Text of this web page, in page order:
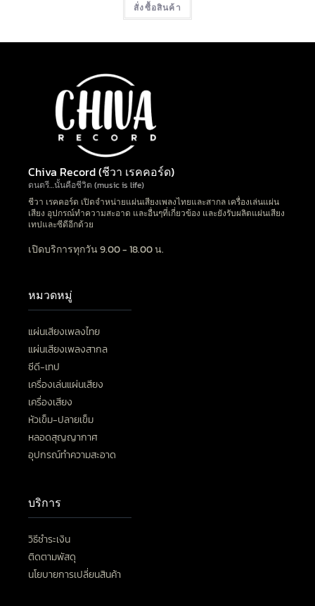
สั่งซื้อสินค้า
Chiva Record (ชีวา เรคคอร์ด)
ดนตรี…นั้นคือชีวิต (music is life)
ชีวา เรคคอร์ด เปิดจำหน่ายแผ่นเสียงเพลงไทยและสากล เครื่องเล่นแผ่น
เสียง อุปกรณ์ทำความสะอาด และอื่นๆที่เกี่ยวข้อง และยังรับผลิตแผ่นเสียง
เทปและซีดีอีกด้วย
เปิดบริการทุกวัน 9.00 - 18.00 น.
หมวดหมู่
แผ่นเสียงเพลงไทย
แผ่นเสียงเพลงสากล
ซีดี-เทป
เครื่องเล่นแผ่นเสียง
เครื่องเสียง
หัวเข็ม-ปลายเข็ม
หลอดสุญญากาศ
อุปกรณ์ทำความสะอาด
บริการ
วิธีชำระเงิน
ติดตามพัสดุ
นโยบายการเปลี่ยนสินค้า